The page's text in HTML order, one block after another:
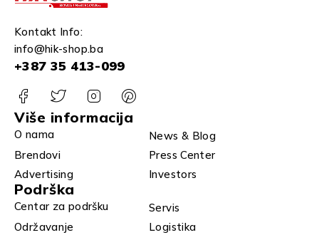
Kontakt Info:
info@hik-shop.ba
+387 35 413-099
Više informacija
O nama
News & Blog
Brendovi
Press Center
Advertising
Investors
Podrška
Centar za podršku
Servis
Održavanje
Logistika